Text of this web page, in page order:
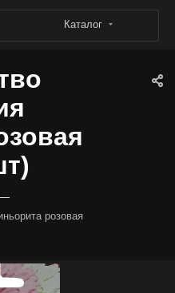
Каталог
розовая